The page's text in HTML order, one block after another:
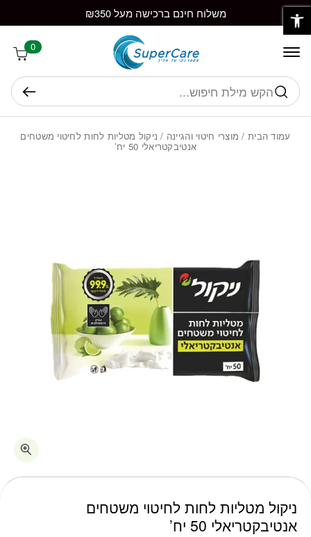
Skip to Content משלוח חינם ברכישה מעל ₪350
0
חיפוש
עמוד הבית/ מוצרי חיטוי והגיינה / ניקול מטליות לחות לחיטוי משטחים
אנטיבקטריאלי 50 יח’
ניקול מטליות לחות לחיטוי משטחים
אנטיבקטריאלי 50 יח’
כמות ניקול מטליות לחות לחיטוי משטחים אנטיבקטריאלי 50 יח'
בחזרה למעלה
פתח סרגל נגישות